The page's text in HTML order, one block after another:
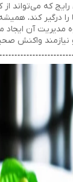
که می‌تواند از
درگیر کند، همیشه
مدیریت آن ایجاد
نیازمند واکنش